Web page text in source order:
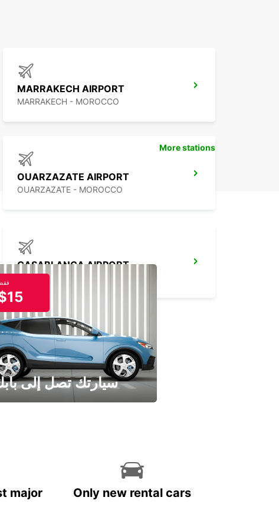
MARRAKECH AIRPORT
MARRAKECH - MOROCCO
OUARZAZATE AIRPORT
OUARZAZATE - MOROCCO
CASABLANCA AIRPORT
CASABLANCA - MOROCCO
More stations
سيارتك تصل إلى
major
Only new rental cars